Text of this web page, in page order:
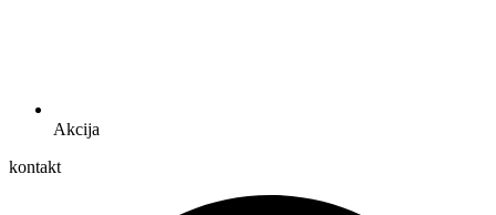
Akcija
kontakt